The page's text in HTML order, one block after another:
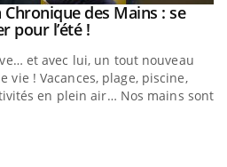
Chronique des Mains : se
pour l’été !Youtube
et avec lui, un tout nouveau
vie ! Vacances, plage, piscine,
en plein air… Nos mains sont